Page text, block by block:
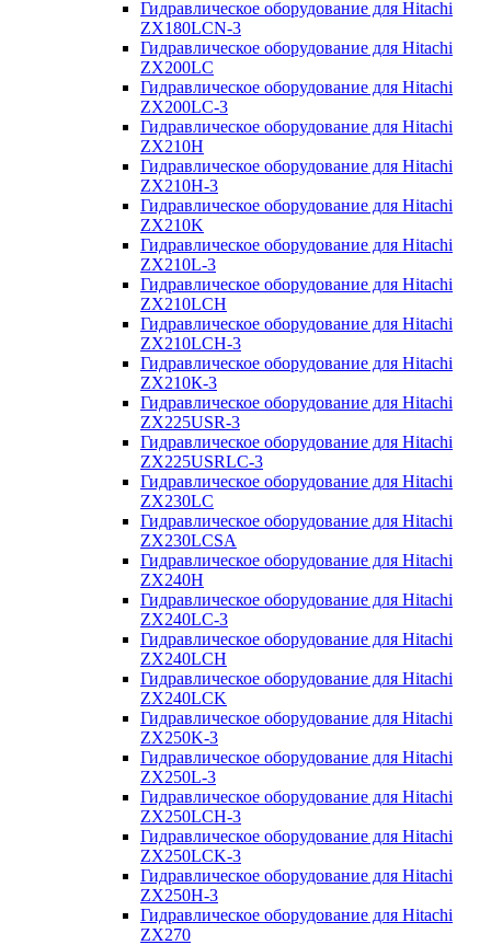
Гидравлическое оборудование для Hitachi
ZX180LCN-3
Гидравлическое оборудование для Hitachi
ZX200LC
Гидравлическое оборудование для Hitachi
ZX200LC-3
Гидравлическое оборудование для Hitachi
ZX210H
Гидравлическое оборудование для Hitachi
ZX210H-3
Гидравлическое оборудование для Hitachi
ZX210K
Гидравлическое оборудование для Hitachi
ZX210L-3
Гидравлическое оборудование для Hitachi
ZX210LCH
Гидравлическое оборудование для Hitachi
ZX210LCH-3
Гидравлическое оборудование для Hitachi
ZX210К-3
Гидравлическое оборудование для Hitachi
ZX225USR-3
Гидравлическое оборудование для Hitachi
ZX225USRLC-3
Гидравлическое оборудование для Hitachi
ZX230LC
Гидравлическое оборудование для Hitachi
ZX230LCSA
Гидравлическое оборудование для Hitachi
ZX240H
Гидравлическое оборудование для Hitachi
ZX240LC-3
Гидравлическое оборудование для Hitachi
ZX240LCH
Гидравлическое оборудование для Hitachi
ZX240LCK
Гидравлическое оборудование для Hitachi
ZX250K-3
Гидравлическое оборудование для Hitachi
ZX250L-3
Гидравлическое оборудование для Hitachi
ZX250LCH-3
Гидравлическое оборудование для Hitachi
ZX250LCK-3
Гидравлическое оборудование для Hitachi
ZX250Н-3
Гидравлическое оборудование для Hitachi
ZX270